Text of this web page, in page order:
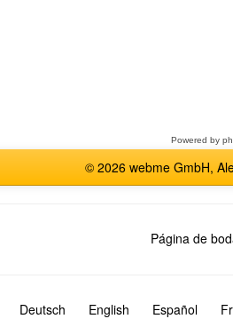
Powered by
© 2026 webme GmbH,
Página de
Deutsch English Español